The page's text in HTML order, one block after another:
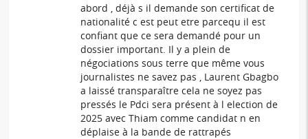
abord , déjà s il demande son certificat de
nationalité c est peut etre parcequ il est
confiant que ce sera demandé pour un
dossier important. Il y a plein de
négociations sous terre que même vous
journalistes ne savez pas , Laurent Gbagbo
a laissé transparaître cela ne soyez pas
pressés le Pdci sera présent à l election de
2025 avec Thiam comme candidat n en
déplaise à la bande de rattrapés